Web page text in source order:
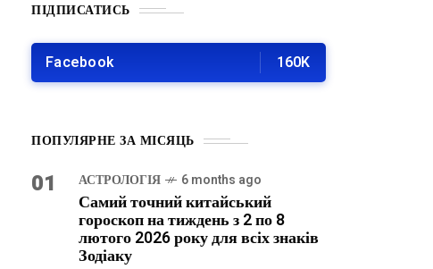
ПІДПИСАТИСЬ
Facebook 160K
ПОПУЛЯРНЕ ЗА МІСЯЦЬ
01 АСТРОЛОГІЯ 6 months ago
Самий точний китайський
гороскоп на тиждень з 2 по 8
лютого 2026 року для всіх знаків
Зодіаку